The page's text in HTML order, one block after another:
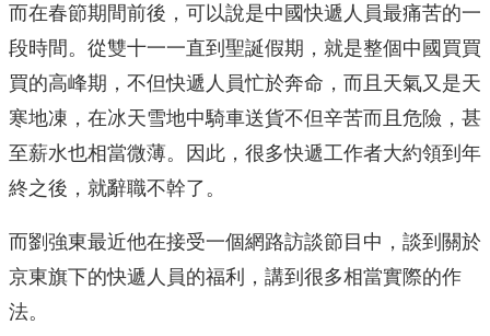
而在春節期間前後，可以說是中國快遞人員最痛苦的一
段時間。從雙十一一直到聖誕假期，就是整個中國買買
買的高峰期，不但快遞人員忙於奔命，而且天氣又是天
寒地凍，在冰天雪地中騎車送貨不但辛苦而且危險，甚
至薪水也相當微薄。因此，很多快遞工作者大約領到年
終之後，就辭職不幹了。
而劉強東最近他在接受一個網路訪談節目中，談到關於
京東旗下的快遞人員的福利，講到很多相當實際的作
法。